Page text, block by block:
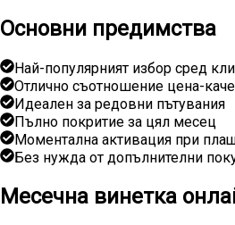
Основни предимства
Най-популярният избор сред
Отлично съотношение цена-
Идеален за редовни пътувания
Пълно покритие за цял месец
Моментална активация при
Без нужда от допълнителни
Месечна винетка